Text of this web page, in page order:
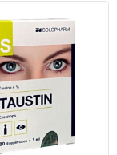
sau:
cận thị
cận thị